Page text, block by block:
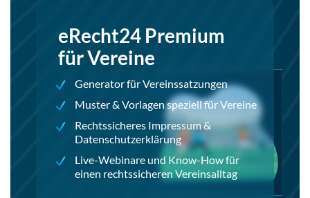
eRecht24 Premium
für Vereine
Generator für Vereinssatzungen
Muster & Vorlagen speziell für Vereine
Rechtssicheres Impressum &
Datenschutzerklärung
Live-Webinare und Know-How für
einen rechtssicheren Vereinsalltag